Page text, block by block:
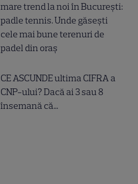
mare trend la noi în București:
padle tennis. Unde găsești
cele mai bune terenuri de
padel din oraș
CE ASCUNDE ultima CIFRA a
CNP-ului? Dacă ai 3 sau 8
însemană că...